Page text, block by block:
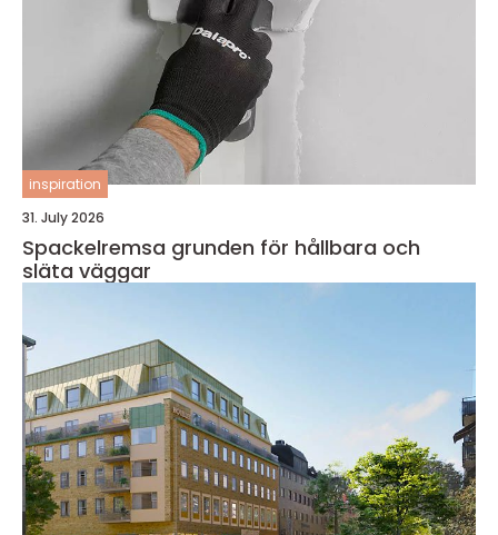
inspiration
31. July 2026
Spackelremsa grunden för hållbara och
släta väggar